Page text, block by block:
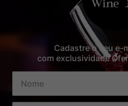
Cadastre o seu e-
com exclusividade